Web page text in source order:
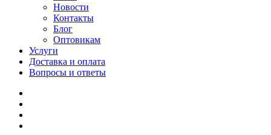
Новости
Контакты
Блог
Оптовикам
Услуги
Доставка и оплата
Вопросы и ответы